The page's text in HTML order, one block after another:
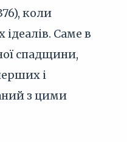
коли
Саме в
спадщини,
і
з цими